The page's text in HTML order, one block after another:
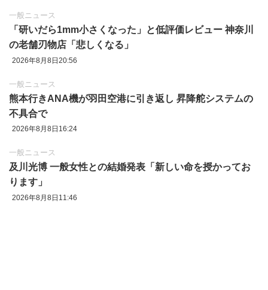
一般ニュース
「研いだら1mm小さくなった」と低評価レビュー 神奈川
の老舗刃物店「悲しくなる」
2026年8月8日20:56
一般ニュース
熊本行きANA機が羽田空港に引き返し 昇降舵システムの
不具合で
2026年8月8日16:24
一般ニュース
及川光博 一般女性との結婚発表「新しい命を授かってお
ります」
2026年8月8日11:46